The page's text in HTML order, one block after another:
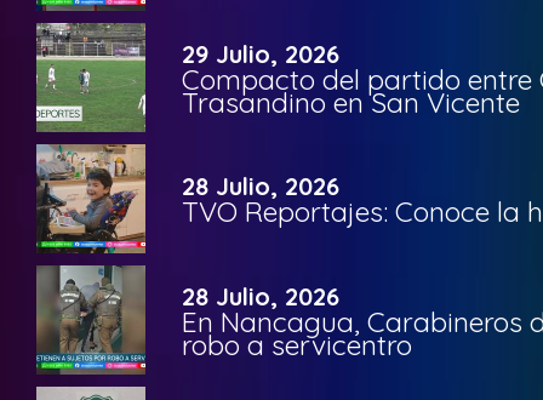
29 Julio, 2026
Compacto del partido entre
Trasandino en San Vicente
28 Julio, 2026
TVO Reportajes: Conoce la
28 Julio, 2026
En Nancagua, Carabineros
robo a servicentro